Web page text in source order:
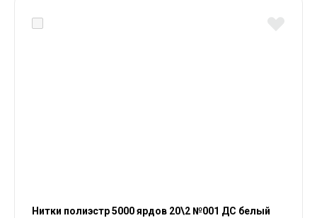
Нитки полиэстр 5000 ярдов 20\2 №001 ДС белый